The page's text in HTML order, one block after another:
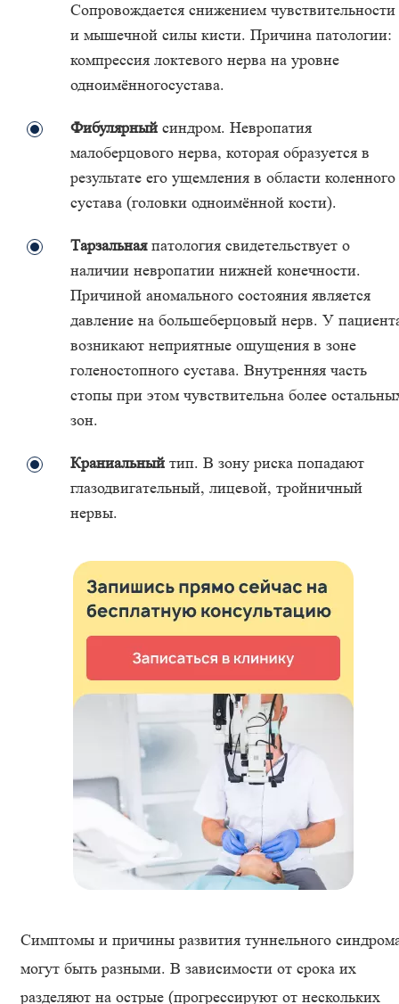
Сопровождается снижением чувствительности
и мышечной силы кисти. Причина патологии:
компрессия локтевого нерва на уровне
одноимённогосустава.
Фибулярный синдром. Невропатия
малоберцового нерва, которая образуется в
результате его ущемления в области коленного
сустава (головки одноимённой кости).
Тарзальная патология свидетельствует о
наличии невропатии нижней конечности.
Причиной аномального состояния является
давление на большеберцовый нерв. У
возникают неприятные ощущения в зоне
голеностопного сустава. Внутренняя часть
стопы при этом чувствительна более
зон.
Краниальный тип. В зону риска попадают
глазодвигательный, лицевой, тройничный
нервы.
Симптомы и причины развития туннельного
могут быть разными. В зависимости от срока их
разделяют на острые (прогрессируют от нескольких